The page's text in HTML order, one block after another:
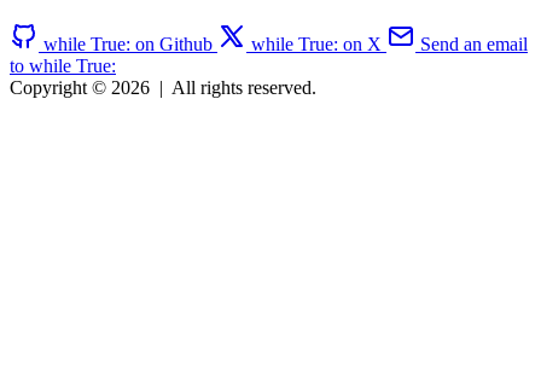
while True: on Github while True: on X
Send an email
to while True:
Copyright © 2026 | All rights reserved.